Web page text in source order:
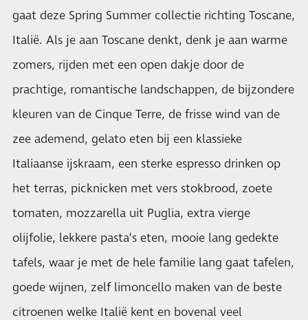
gaat deze Spring Summer collectie richting Toscane,
Italië. Als je aan Toscane denkt, denk je aan warme
zomers, rijden met een open dakje door de
prachtige, romantische landschappen, de bijzondere
kleuren van de Cinque Terre, de frisse wind van de
zee ademend, gelato eten bij een klassieke
Italiaanse ijskraam, een sterke espresso drinken op
het terras, picknicken met vers stokbrood, zoete
tomaten, mozzarella uit Puglia, extra vierge
olijfolie, lekkere pasta’s eten, mooie lang gedekte
tafels, waar je met de hele familie lang gaat tafelen,
goede wijnen, zelf limoncello maken van de beste
citroenen welke Italië kent en bovenal veel